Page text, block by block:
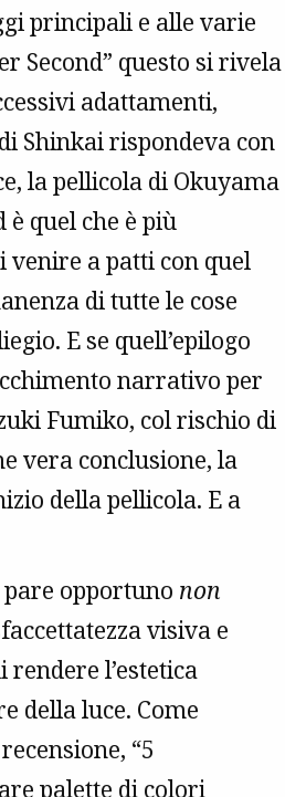
principali e alle varie
Second” questo si rivela
adattamenti,
Shinkai rispondeva con
la pellicola di Okuyama
quel che è più
a patti con quel
di tutte le cose
E se quell’epilogo
narrativo per
Fumiko, col rischio di
vera conclusione, la
della pellicola. E a
opportuno non
visiva e
l’estetica
della luce. Come
“5
palette di colori